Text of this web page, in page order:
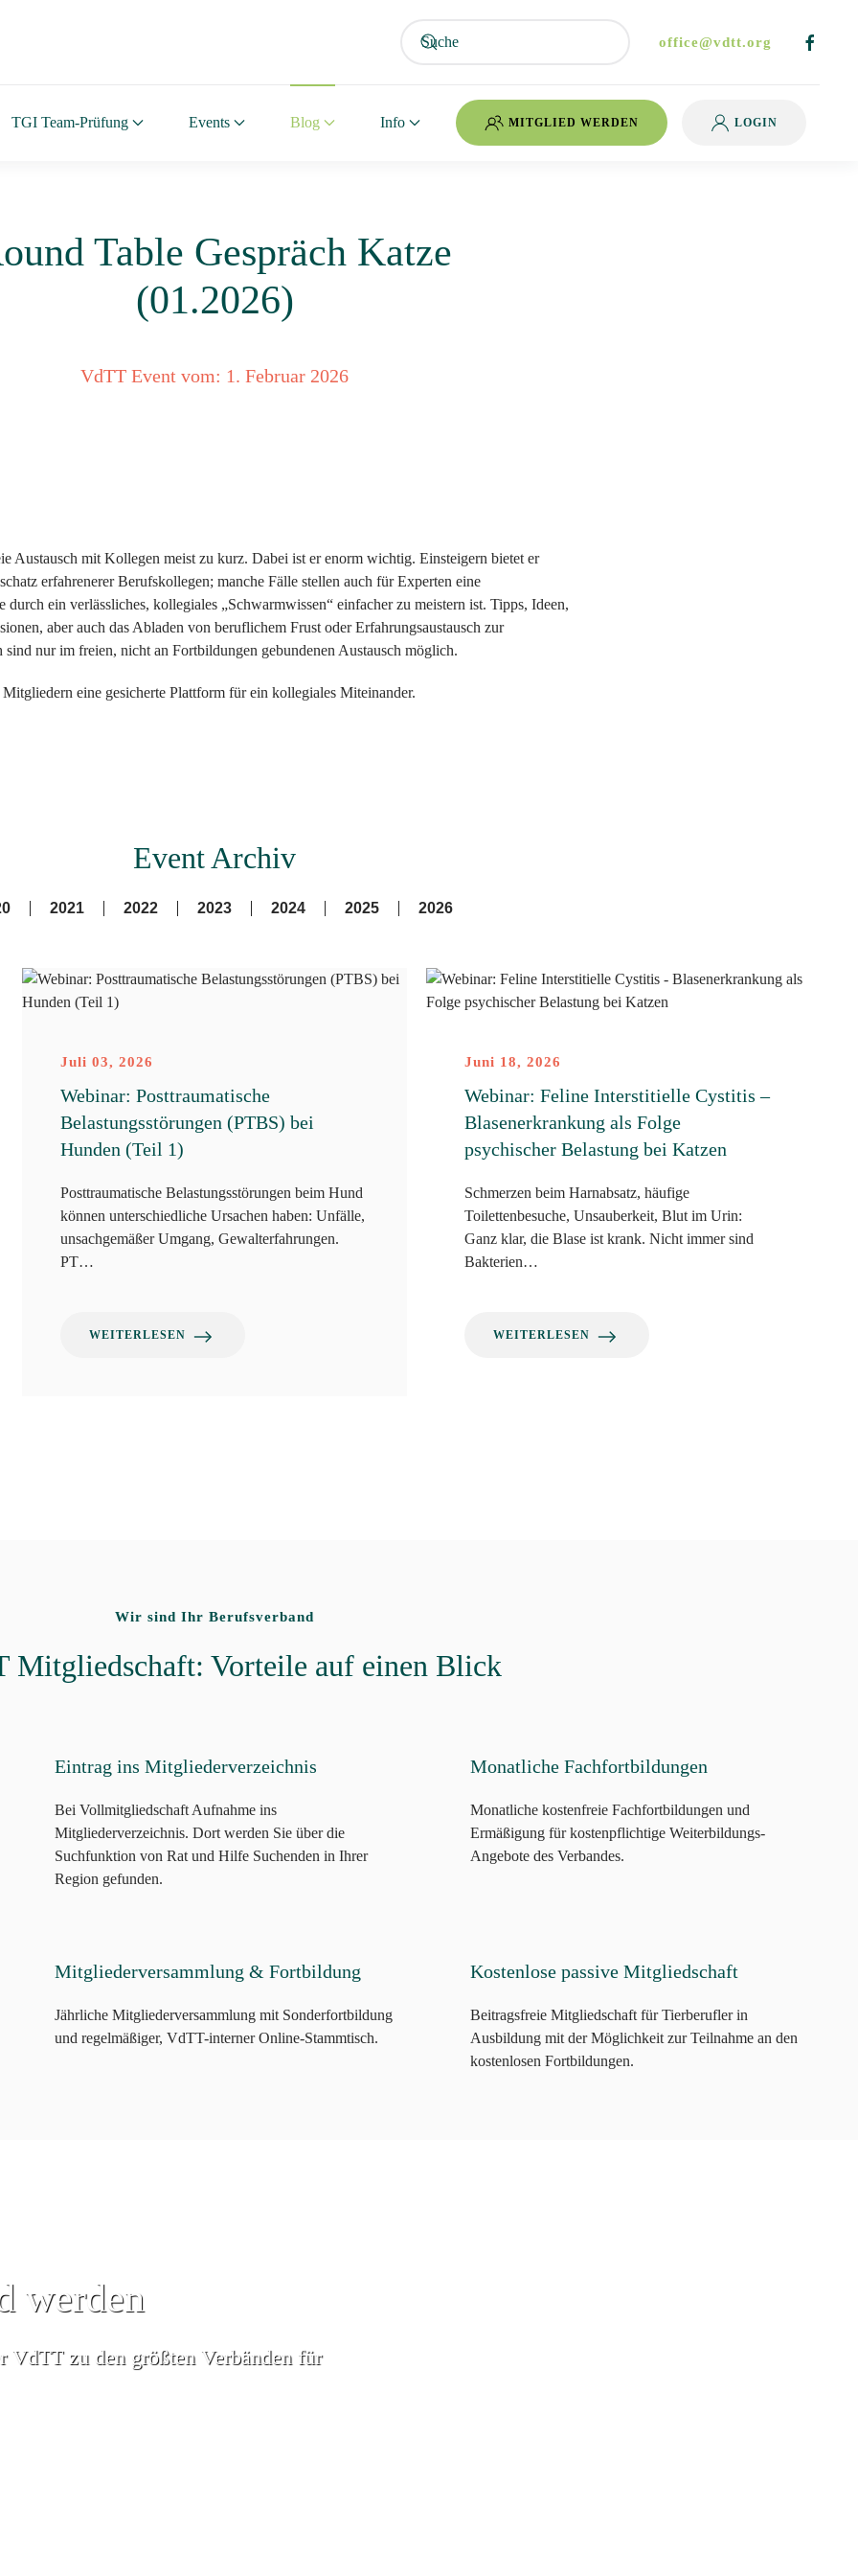
office@vdtt.org
TGI Team-Prüfung Events Blog Info MITGLIED WERDEN LOGIN
Table Gespräch Katze
(01.2026)
VdTT Event vom: 1. Februar 2026
Austausch mit Kollegen meist zu kurz. Dabei ist er enorm wichtig. Einsteigern bietet er
erfahrenerer Berufskollegen; manche Fälle stellen auch für Experten eine
durch ein verlässliches, kollegiales „Schwarmwissen“ einfacher zu meistern ist. Tipps, Ideen,
aber auch das Abladen von beruflichem Frust oder Erfahrungsaustausch zur
sind nur im freien, nicht an Fortbildungen gebundenen Austausch möglich.
eine gesicherte Plattform für ein kollegiales Miteinander.
Event Archiv
2021 2022 2023 2024 2025 2026
Juli 03, 2026
Webinar: Posttraumatische
Belastungsstörungen (PTBS) bei
Hunden (Teil 1)
Posttraumatische Belastungsstörungen beim Hund
können unterschiedliche Ursachen haben: Unfälle,
unsachgemäßer Umgang, Gewalterfahrungen.
PT…
WEITERLESEN
Juni 18, 2026
Webinar: Feline Interstitielle Cystitis –
Blasenerkrankung als Folge
psychischer Belastung bei Katzen
Schmerzen beim Harnabsatz, häufige
Toilettenbesuche, Unsauberkeit, Blut im Urin:
Ganz klar, die Blase ist krank. Nicht immer sind
Bakterien…
WEITERLESEN
Wir sind Ihr Berufsverband
Mitgliedschaft: Vorteile auf einen Blick
Eintrag ins Mitgliederverzeichnis
Bei Vollmitgliedschaft Aufnahme ins
Mitgliederverzeichnis. Dort werden Sie über die
Suchfunktion von Rat und Hilfe Suchenden in Ihrer
Region gefunden.
Monatliche Fachfortbildungen
Monatliche kostenfreie Fachfortbildungen und
Ermäßigung für kostenpflichtige Weiterbildungs-
Angebote des Verbandes.
Mitgliederversammlung & Fortbildung
Jährliche Mitgliederversammlung mit Sonderfortbildung
und regelmäßiger, VdTT-interner Online-Stammtisch.
Kostenlose passive Mitgliedschaft
Beitragsfreie Mitgliedschaft für Tierberufler in
Ausbildung mit der Möglichkeit zur Teilnahme an den
kostenlosen Fortbildungen.
werden
zu den größten Verbänden für